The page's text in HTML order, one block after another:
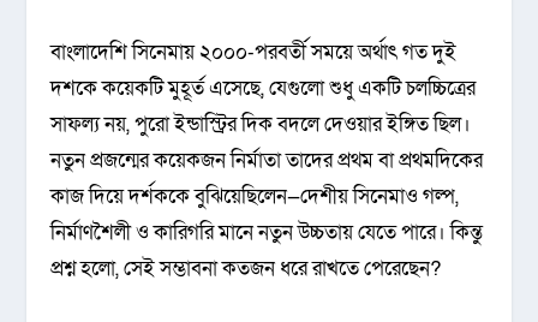
বাংলাদেশি সিনেমায় ২০০০-পরবর্তী সময়ে অর্থাৎ গত দুই
দশকে কয়েকটি মুহূর্ত এসেছে, যেগুলো শুধু একটি চলচ্চিত্রের
সাফল্য নয়, পুরো ইন্ডাস্ট্রির দিক বদলে দেওয়ার ইঙ্গিত ছিল।
নতুন প্রজন্মের কয়েকজন নির্মাতা তাদের প্রথম বা প্রথমদিকের
কাজ দিয়ে দর্শককে বুঝিয়েছিলেন—দেশীয় সিনেমাও গল্প,
নির্মাণশৈলী ও কারিগরি মানে নতুন উচ্চতায় যেতে পারে। কিন্তু
প্রশ্ন হলো, সেই সম্ভাবনা কতজন ধরে রাখতে পেরেছেন?